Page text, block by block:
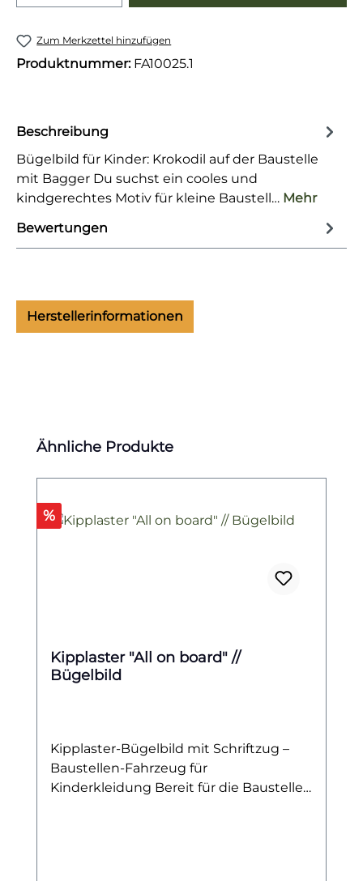
Zum Merkzettel hinzufügen
Produktnummer: FA10025.1
Beschreibung
Bügelbild für Kinder: Krokodil auf der Baustelle
mit Bagger Du suchst ein cooles und
kindgerechtes Motiv für kleine Baustell… Mehr
Bewertungen
Herstellerinformationen
Produktgalerie überspringen
Ähnliche Produkte
Rabatt
%
Kipplaster "All on board" //
Bügelbild
Kipplaster-Bügelbild mit Schriftzug –
Baustellen-Fahrzeug für
Kinderkleidung Bereit für die Baustelle?